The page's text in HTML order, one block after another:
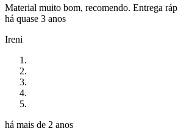
Material muito bom, recomendo. Entrega
há quase 3 anos
Ireni
há mais de 2 anos